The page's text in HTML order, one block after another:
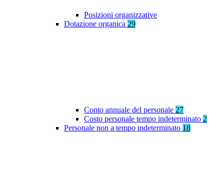
Posizioni organizzative
Dotazione organica 29
Conto annuale del personale 27
Costo personale tempo indeterminato 2
Personale non a tempo indeterminato 18